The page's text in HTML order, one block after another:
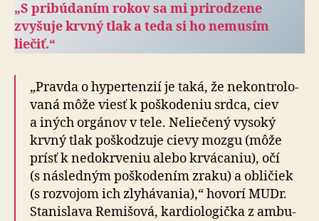
„S pribúdaním rokov sa mi prirodzene
zvyšuje krvný tlak a teda si ho nemusím
liečiť.“
„Pravda o hypertenzií je taká, že ne­kontro­lo­
vaná môže viesť k poško­deniu srdca, ciev
a iných orgánov v tele. Ne­lie­čený vysoký
krvný tlak poško­dzuje cievy mozgu (môže
prísť k ne­do­krveniu alebo krvá­caniu), očí
(s následným poško­dením zraku) a obličiek
(s roz­vojom ich zly­há­vania),“ hovorí MUDr.
Stanislava Remišová, kardio­lo­gička z ambu­